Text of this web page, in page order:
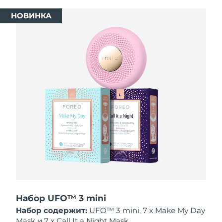
НОВИНКА
Набор UFO™ 3 mini
Набор содержит: UFO™ 3 mini, 7 x Make My Day
Израиль
Ожидаемая дата доставки
Япония
Ожидаемая дата доставки
Джерси
Ожидаемая дата доставки
Казахстан
Ожидаемая дата доставки
Латвия
8/9/26